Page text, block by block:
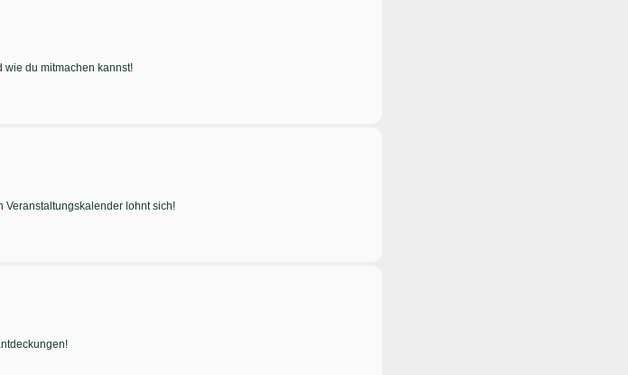
wie du mitmachen kannst!
Veranstaltungskalender lohnt sich!